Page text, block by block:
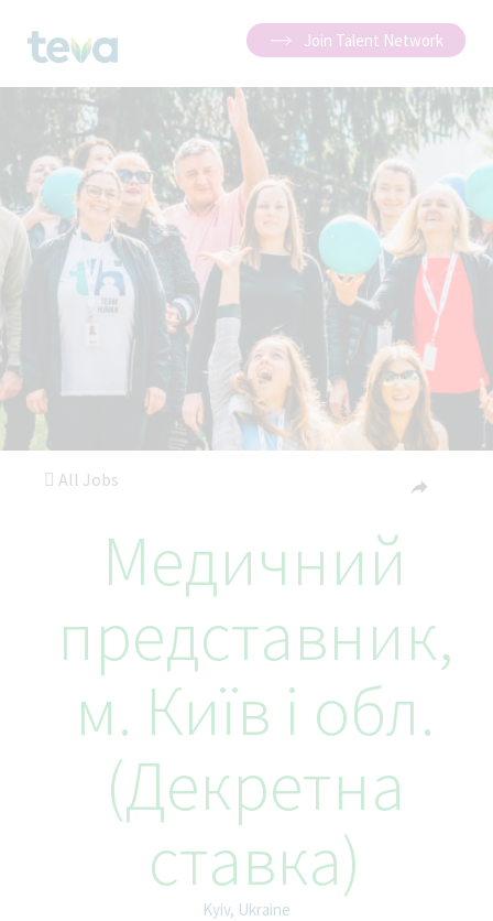
Join Talent Network
All Jobs
Медичний
представник,
м. Київ і обл.
(Декретна
ставка)
Kyiv, Ukraine